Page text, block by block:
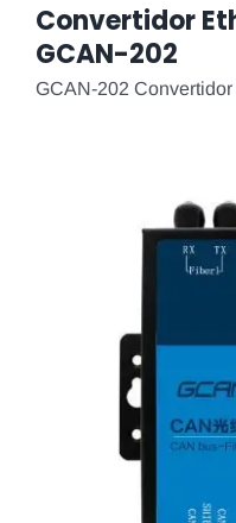
Convertidor
GCAN-202
GCAN-202